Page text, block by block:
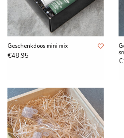
Geschenkdoos mini mix
€48,95